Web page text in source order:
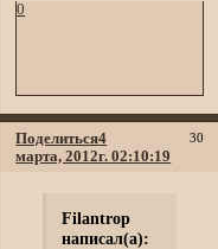
0
Поделиться 30
4
марта, 2012г. 02:10:19
Filantrop
написал(а):